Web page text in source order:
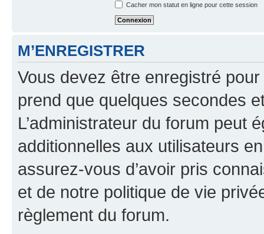
Cacher mon statut en ligne pour cette session
M’ENREGISTRER
Vous devez être enregistré
prend que quelques secondes
L’administrateur du forum peut
additionnelles aux utilisateurs
assurez-vous d’avoir pris
et de notre politique de vie
règlement du forum.